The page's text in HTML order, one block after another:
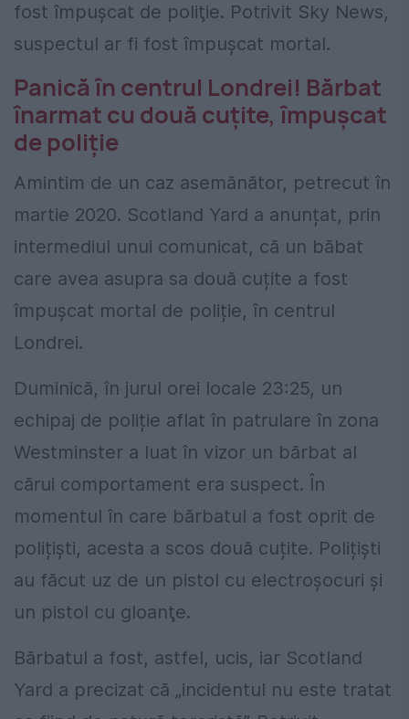
fost împuşcat de poliţie. Potrivit Sky News,
suspectul ar fi fost împuşcat mortal.
Panică în centrul Londrei! Bărbat
înarmat cu două cuțite, împușcat
de poliție
Amintim de un caz asemănător, petrecut în
martie 2020. Scotland Yard a anunțat, prin
intermediul unui comunicat, că un băbat
care avea asupra sa două cuțite a fost
împușcat mortal de poliție, în centrul
Londrei.
Duminică, în jurul orei locale 23:25, un
echipaj de poliție aflat în patrulare în zona
Westminster a luat în vizor un bărbat al
cărui comportament era suspect. În
momentul în care bărbatul a fost oprit de
polițiști, acesta a scos două cuțite. Polițiști
au făcut uz de un pistol cu electroşocuri şi
un pistol cu gloanţe.
Bărbatul a fost, astfel, ucis, iar Scotland
Yard a precizat că „incidentul nu este tratat